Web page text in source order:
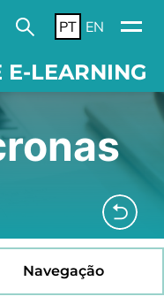
PT EN
LEARNING
Navegação